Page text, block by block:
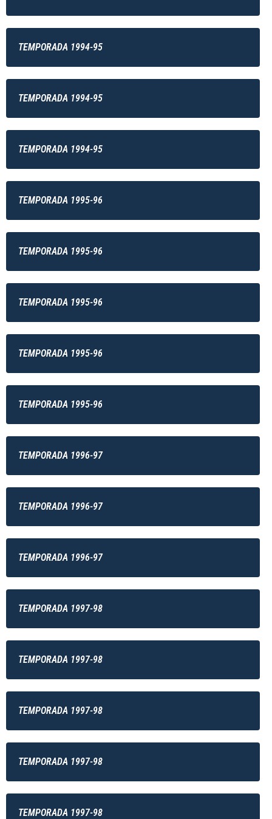
TEMPORADA 1994-95
TEMPORADA 1994-95
TEMPORADA 1994-95
TEMPORADA 1995-96
TEMPORADA 1995-96
TEMPORADA 1995-96
TEMPORADA 1995-96
TEMPORADA 1995-96
TEMPORADA 1996-97
TEMPORADA 1996-97
TEMPORADA 1996-97
TEMPORADA 1997-98
TEMPORADA 1997-98
TEMPORADA 1997-98
TEMPORADA 1997-98
TEMPORADA 1997-98